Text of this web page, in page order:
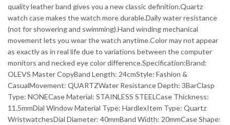
quality leather band gives you a new classic definition.Quartz
watch case makes the watch more durable.Daily water resistance
(not for showering and swimming).Hand winding mechanical
movement lets you wear the watch anytime.Color may not appear
as exactly as in real life due to variations between the computer
monitors and necked eye color difference.Specification:Brand:
OLEVS Master CopyBand Length: 24cmStyle: Fashion &
CasualMovement: QUARTZWater Resistance Depth: 3BarClasp
Type: NONECase Material: STAINLESS STEELCase Thickness:
11.5mmDial Window Material Type: HardlexItem Type: Quartz
WristwatchesDial Diameter: 40mmBand Width: 20mmCase Shape: